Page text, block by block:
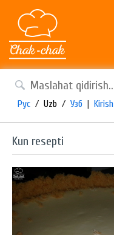
Рус / Uzb / Узб | Kirish
Kun resepti